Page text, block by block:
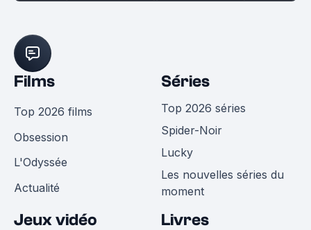
Films
Top 2026 films
Obsession
L'Odyssée
Actualité
Séries
Top 2026 séries
Spider-Noir
Lucky
Les nouvelles séries du
moment
Jeux vidéo Livres